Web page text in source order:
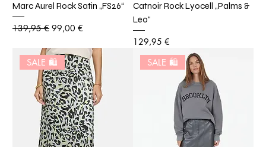
Marc Aurel Rock Satin „FS26“
Standardpreis
139,95 € Sale-Preis
99,00 €
Catnoir Rock Lyocell „Palms &
Leo“
Preis
129,95 €
SALE 🛍️
SALE 🛍️